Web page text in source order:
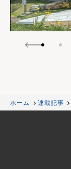
ホーム 連載記事